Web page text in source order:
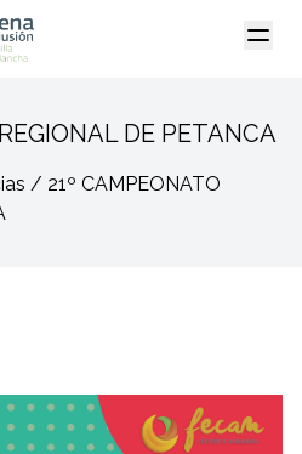
DE PETANCA
/ 21º CAMPEONATO